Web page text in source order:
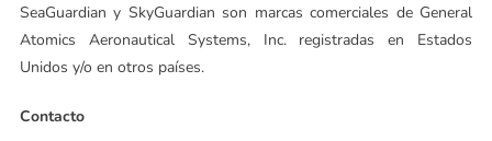
SeaGuardian y SkyGuardian son marcas comerciales de General
Atomics Aeronautical Systems, Inc. registradas en Estados
Unidos y/o en otros países.
Contacto